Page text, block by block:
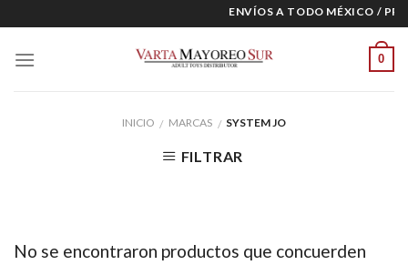
to
content
ENVÍOS A TODO MÉXICO /
0
INICIO / MARCAS / SYSTEM JO
FILTRAR
No se encontraron productos que concuerden